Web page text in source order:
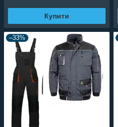
Купити
–33%